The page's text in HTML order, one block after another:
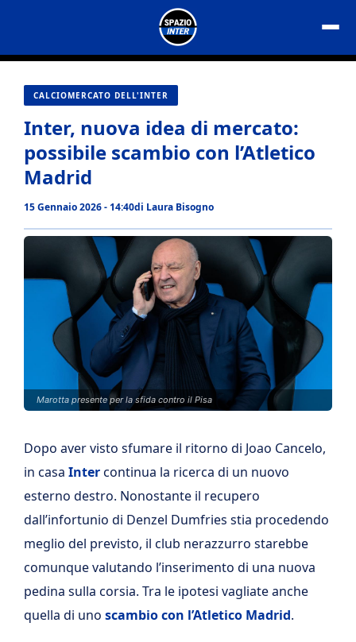
contenuto
CALCIOMERCATO DELL'INTER
Inter, nuova idea di mercato:
possibile scambio con l’Atletico
Madrid
15 Gennaio 2026 - 14:40di Laura Bisogno
Marotta presente per la sfida contro il Pisa
Dopo aver visto sfumare il ritorno di Joao Cancelo,
in casa Intercontinua la ricerca di un nuovo
esterno destro. Nonostante il recupero
dall’infortunio di Denzel Dumfries stia procedendo
meglio del previsto, il club nerazzurro starebbe
comunque valutando l’inserimento di una nuova
pedina sulla corsia. Tra le ipotesi vagliate anche
quella di uno scambio con l’Atletico Madrid.